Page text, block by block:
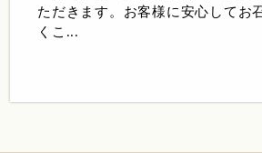
ただきます。お客様に安心してお
くこ...